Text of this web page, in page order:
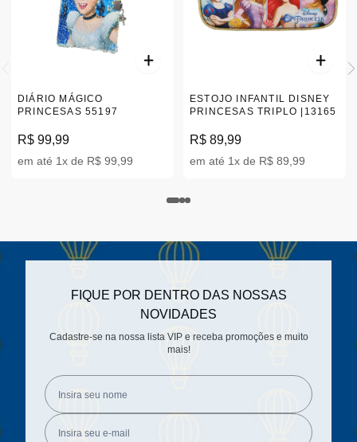
DIÁRIO MÁGICO
PRINCESAS 55197
R$ 99,99
em até 1x de R$ 99,99
ESTOJO INFANTIL DISNEY
PRINCESAS TRIPLO |13165
R$ 89,99
em até 1x de R$ 89,99
FIQUE POR DENTRO DAS NOSSAS
NOVIDADES
Cadastre-se na nossa lista VIP e receba promoções e muito
mais!